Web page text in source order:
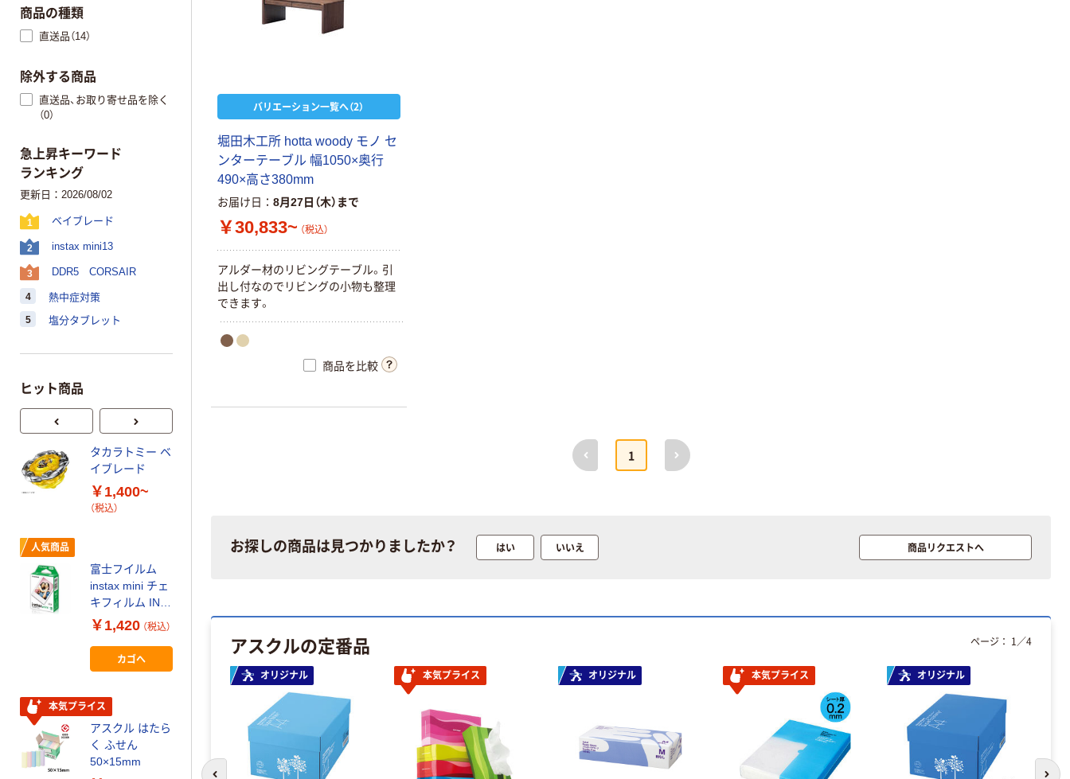
バリエーション一覧へ（2）
堀田木工所 hotta woody モ ノ セ
ンターテーブル 幅1050×奥行
490×高さ380mm
お届け日 8月27日（木）まで
￥30,833~ （税込）
アルダー材の リ ビングテーブル。 引
出 し付なので リ ビングの小物も整理
でき ます。
商品を比較
前へ
1
次へ
お探しの商品は見つかりましたか？ はい いいえ 商品リクエストへ
アスクルの定番品
オリジナル 本気プライス オリジナル 本気プライス オリジナル
ページ： 1 ／4
商品の種類
直送品（14）
除外する商品
直送品、お取り寄せ品を除く
（0）
急上昇キーワード
ランキング
更新日：2026/08/02
1 ベイブレード
2 instax mini13
3 DDR5 CORSAIR
4 熱中症対策
5 塩分タブレット
ヒット商品
タカラトミー ベ
イブレード
￥1,400~
（税込）
人気商品
富士フイルム
instax mini チェ
キフィルム INS
MINI JP1 1パッ
ク（10枚入り）
￥1,420 （税込）
カゴへ
本気プライス
アスクル はたら
く ふせん
50×15mm
ープ 大巻
￥124~ （税込）
本気プライス
大塚製薬工場
経口補水液 オー
エスワン（OS-1）
￥159~ （税込）
レクリーナー
トイレシート
￥330~ （税込）
トファイル エコ
製造）
本気プライス
キングジム テプ
ラ TEPRA
PRO【純正】テー
プ 白ラベル
タカラトミー ベ
イブレード
人気商品
MINI JP1 1パッ
アスクル はたら
く ふせん
50×15mm